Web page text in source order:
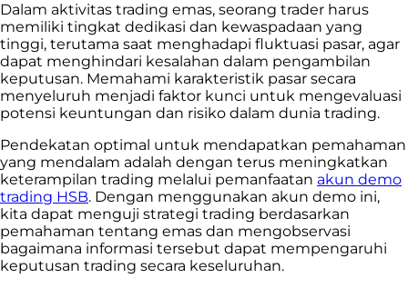
Dalam aktivitas trading emas, seorang trader harus
memiliki tingkat dedikasi dan kewaspadaan yang
tinggi, terutama saat menghadapi fluktuasi pasar, agar
dapat menghindari kesalahan dalam pengambilan
keputusan. Memahami karakteristik pasar secara
menyeluruh menjadi faktor kunci untuk mengevaluasi
potensi keuntungan dan risiko dalam dunia trading.
Pendekatan optimal untuk mendapatkan pemahaman
yang mendalam adalah dengan terus meningkatkan
keterampilan trading melalui pemanfaatan akun demo
trading HSB. Dengan menggunakan akun demo ini,
kita dapat menguji strategi trading berdasarkan
pemahaman tentang emas dan mengobservasi
bagaimana informasi tersebut dapat mempengaruhi
keputusan trading secara keseluruhan.